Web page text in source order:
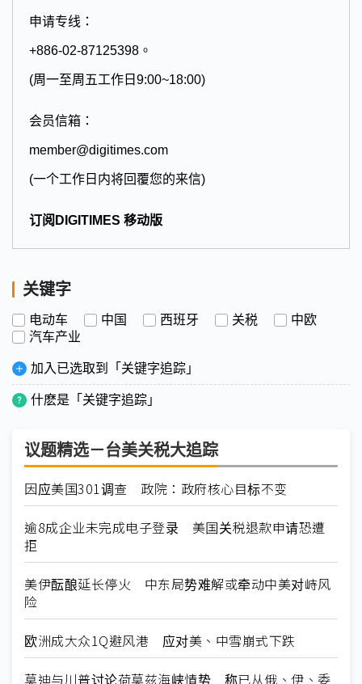
申请专线：
+886-02-87125398。
(周一至周五工作日9:00~18:00)
会员信箱：
member@digitimes.com
(一个工作日内将回覆您的来信)
订阅DIGITIMES 移动版
关键字
电动车 中国 西班牙 关税
中欧
汽车产业
加入已选取到「关键字追踪」
什麽是「关键字追踪」
议题精选－台美关税大追踪
因应美国301调查 政院：政府核心目标不变
逾8成企业未完成电子登录 美国关税退款申请恐遭
拒
美伊酝酿延长停火 中东局势难解或牵动中美对峙风
险
欧洲成大众1Q避风港 应对美、中雪崩式下跌
莫迪与川普讨论荷莫兹海峡情势 称已从俄、伊、委